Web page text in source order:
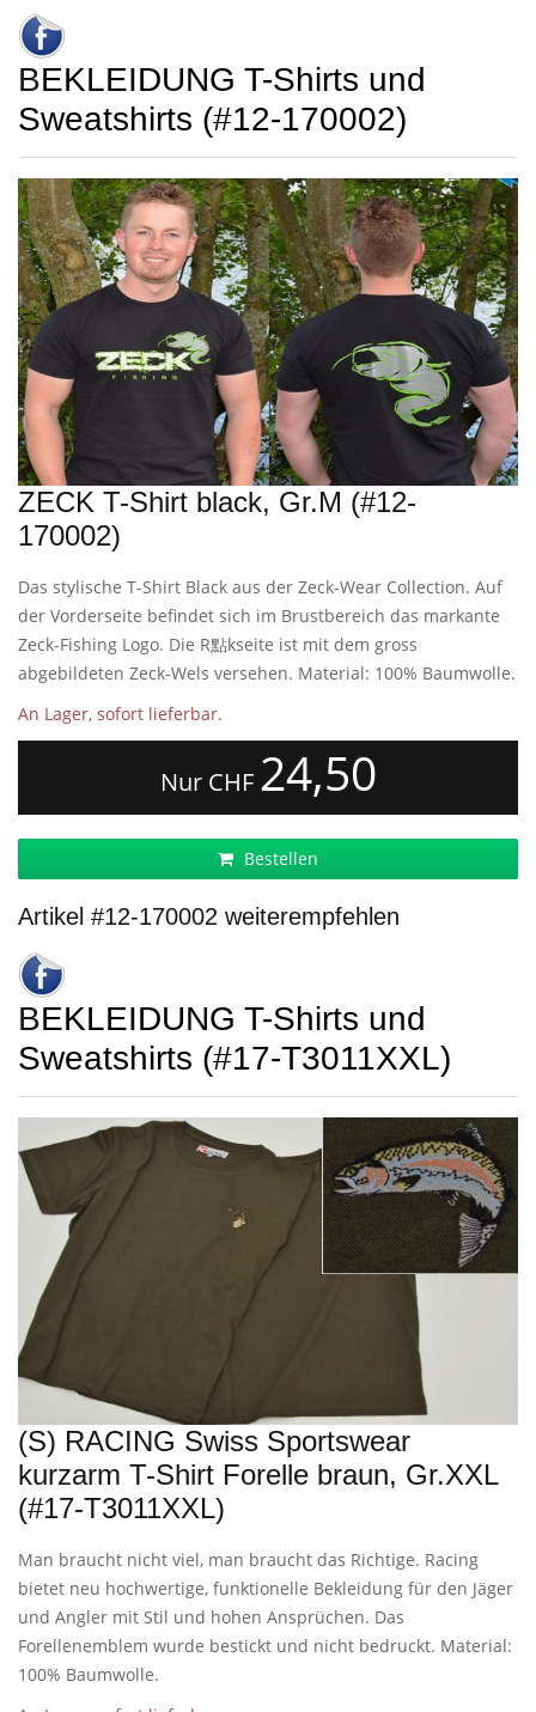
BEKLEIDUNG T-Shirts und
Sweatshirts (#12-170002)
ZECK T-Shirt black, Gr.M (#12-
170002)
Das stylische T-Shirt Black aus der Zeck-Wear Collection. Auf
der Vorderseite befindet sich im Brustbereich das markante
Zeck-Fishing Logo. Die R點kseite ist mit dem gross
abgebildeten Zeck-Wels versehen. Material: 100% Baumwolle.
An Lager, sofort lieferbar.
Nur CHF 24,50
Bestellen
Artikel #12-170002 weiterempfehlen
BEKLEIDUNG T-Shirts und
Sweatshirts (#17-T3011XXL)
(S) RACING Swiss Sportswear
kurzarm T-Shirt Forelle braun, Gr.XXL
(#17-T3011XXL)
Man braucht nicht viel, man braucht das Richtige. Racing
bietet neu hochwertige, funktionelle Bekleidung für den Jäger
und Angler mit Stil und hohen Ansprüchen. Das
Forellenemblem wurde bestickt und nicht bedruckt. Material:
100% Baumwolle.